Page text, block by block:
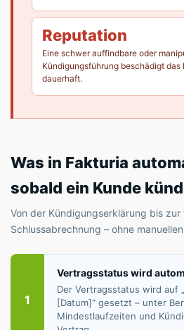
Reputation
Eine schwer auffindbare oder
Kündigungsführung beschädigt das
dauerhaft.
Was in Fakturia
sobald ein Kunde
Von der Kündigungserklärung bis zur
Schlussabrechnung – ohne
1
Vertragsstatus wird
Der Vertragsstatus wird auf
[Datum]“ gesetzt – unter
Mindestlaufzeiten und